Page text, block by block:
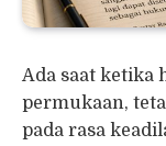
Ada saat ketika
permukaan,
pada rasa